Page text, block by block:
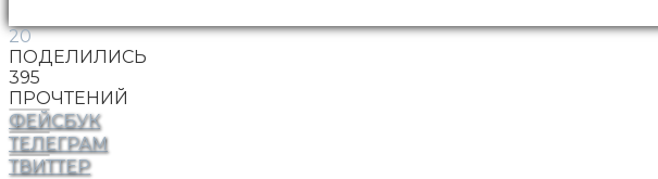
20
ПОДЕЛИЛИСЬ
395
ПРОЧТЕНИЙ
ФЕЙСБУК
ТЕЛЕГРАМ
ТВИТТЕР